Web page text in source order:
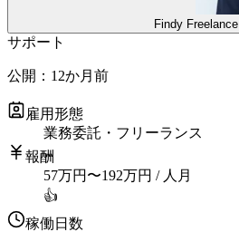
Findy Freelance
サポート
公開： 12か月前
雇用形態
業務委託・フリーランス
報酬
57万円 〜192万円 / 人月
👍
稼働日数